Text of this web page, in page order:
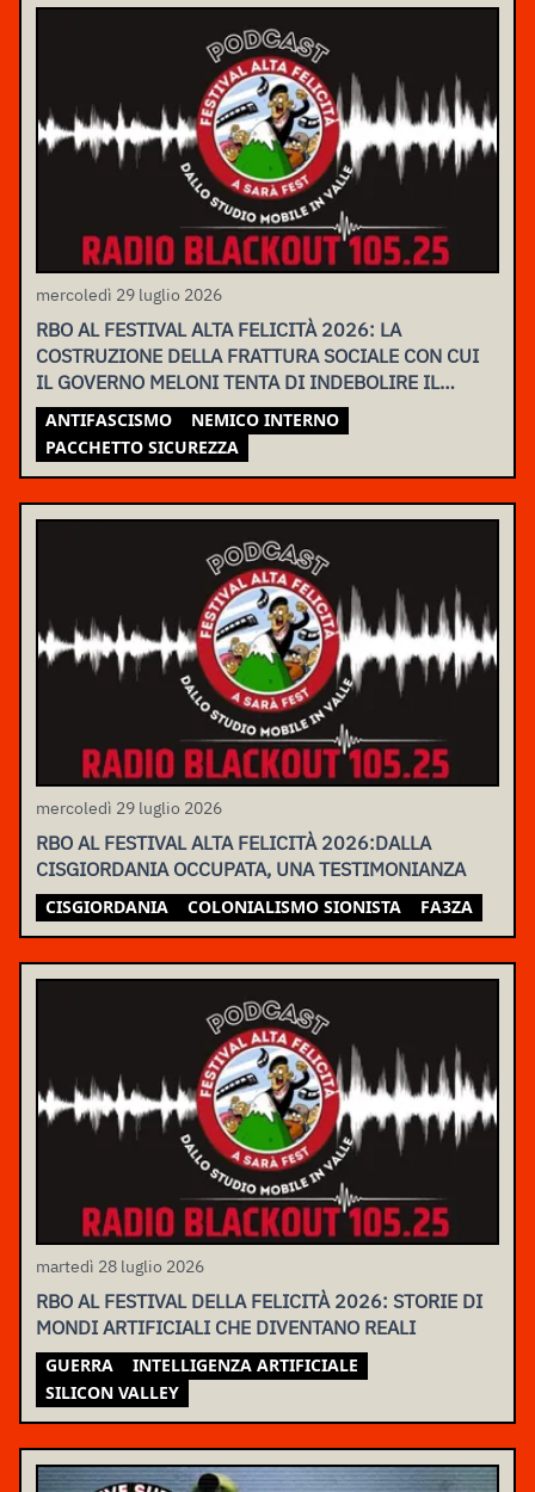
mercoledì 29 luglio 2026
RBO AL FESTIVAL ALTA FELICITÀ 2026: LA
COSTRUZIONE DELLA FRATTURA SOCIALE CON CUI
IL GOVERNO MELONI TENTA DI INDEBOLIRE IL
MOVIMENTO
ANTIFASCISMO
NEMICO INTERNO
PACCHETTO SICUREZZA
mercoledì 29 luglio 2026
RBO AL FESTIVAL ALTA FELICITÀ 2026:DALLA
CISGIORDANIA OCCUPATA, UNA TESTIMONIANZA
CISGIORDANIA COLONIALISMO SIONISTA FA3ZA
martedì 28 luglio 2026
RBO AL FESTIVAL DELLA FELICITÀ 2026: STORIE DI
MONDI ARTIFICIALI CHE DIVENTANO REALI
GUERRA
INTELLIGENZA ARTIFICIALE
SILICON VALLEY